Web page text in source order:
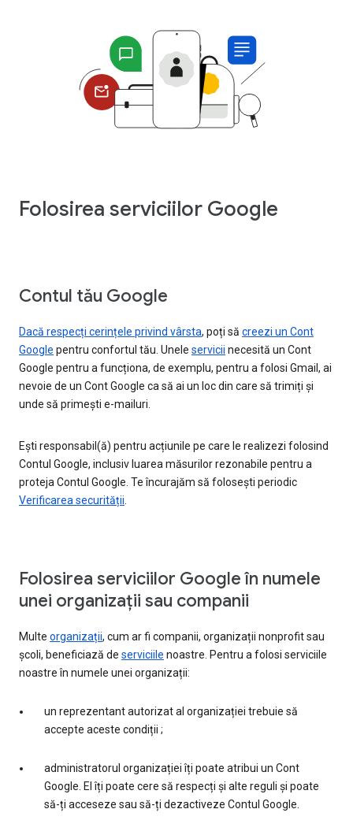
Folosirea serviciilor Google
Contul tău Google
Dacă respecți cerințele privind vârsta, poți să creezi un Cont
Google pentru confortul tău. Unele servicii necesită un Cont
Google pentru a funcționa, de exemplu, pentru a folosi Gmail, ai
nevoie de un Cont Google ca să ai un loc din care să trimiți și
unde să primești e-mailuri.
Ești responsabil(ă) pentru acțiunile pe care le realizezi folosind
Contul Google, inclusiv luarea măsurilor rezonabile pentru a
proteja Contul Google. Te încurajăm să folosești periodic
Verificarea securității.
Folosirea serviciilor Google în numele
unei organizații sau companii
Multe organizații, cum ar fi companii, organizații nonprofit sau
școli, beneficiază de serviciile noastre. Pentru a folosi serviciile
noastre în numele unei organizații:
un reprezentant autorizat al organizației trebuie să
accepte aceste condiții ;
administratorul organizației îți poate atribui un Cont
Google. El îți poate cere să respecți și alte reguli și poate
să-ți acceseze sau să-ți dezactiveze Contul Google.